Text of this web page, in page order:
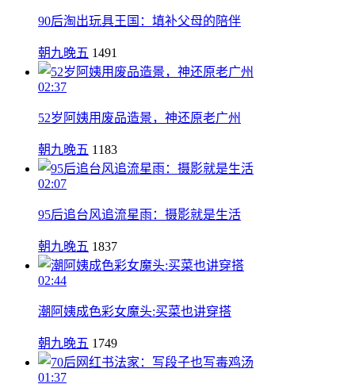
90后淘出玩具王国：填补父母的陪伴
朝九晚五 1491
02:37
52岁阿姨用废品造景，神还原老广州
朝九晚五 1183
02:07
95后追台风追流星雨：摄影就是生活
朝九晚五 1837
02:44
潮阿姨成色彩女魔头:买菜也讲穿搭
朝九晚五 1749
01:37